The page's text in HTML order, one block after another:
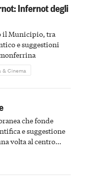
Infernot degli
il Municipio, tra
e suggestioni
Cinema
che fonde
e suggestione
volta al centro
passato astigiano